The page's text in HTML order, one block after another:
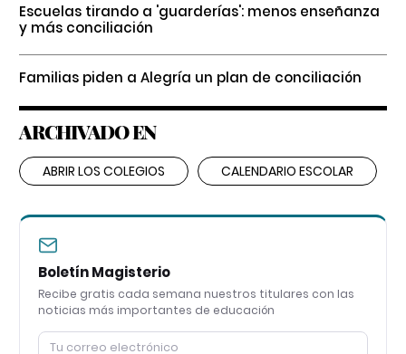
Escuelas tirando a 'guarderías': menos enseñanza
y más conciliación
Familias piden a Alegría un plan de conciliación
ARCHIVADO EN
ABRIR LOS COLEGIOS CALENDARIO ESCOLAR
Boletín Magisterio
Recibe gratis cada semana nuestros titulares con las
noticias más importantes de educación